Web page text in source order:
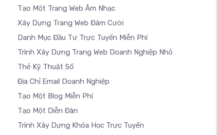
Tạo Một Trang Web Âm Nhạc
Xây Dựng Trang Web Đám Cưới
Danh Mục Đầu Tư Trực Tuyến Miễn Phí
Trình Xây Dựng Trang Web Doanh Nghiệp Nhỏ
Thẻ Kỹ Thuật Số
Địa Chỉ Email Doanh Nghiệp
Tạo Một Blog Miễn Phí
Tạo Một Diễn Đàn
Trình Xây Dựng Khóa Học Trực Tuyến